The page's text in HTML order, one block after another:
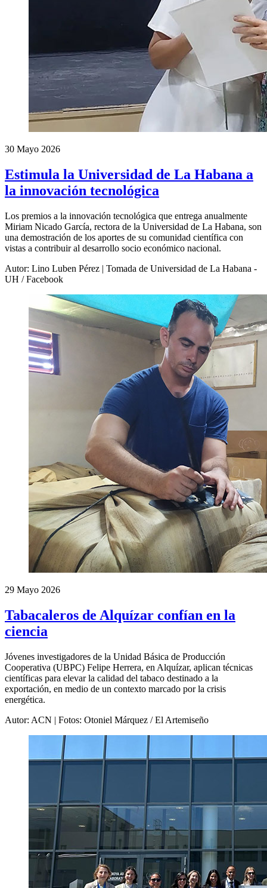
30 Mayo 2026
Estimula la Universidad de La Habana a
la innovación tecnológica
Los premios a la innovación tecnológica que entrega anualmente
Miriam Nicado García, rectora de la Universidad de La Habana, son
una demostración de los aportes de su comunidad científica con
vistas a contribuir al desarrollo socio económico nacional.
Autor: Lino Luben Pérez | Tomada de Universidad de La Habana -
UH / Facebook
29 Mayo 2026
Tabacaleros de Alquízar confían en la
ciencia
Jóvenes investigadores de la Unidad Básica de Producción
Cooperativa (UBPC) Felipe Herrera, en Alquízar, aplican técnicas
científicas para elevar la calidad del tabaco destinado a la
exportación, en medio de un contexto marcado por la crisis
energética.
Autor: ACN | Fotos: Otoniel Márquez / El Artemiseño